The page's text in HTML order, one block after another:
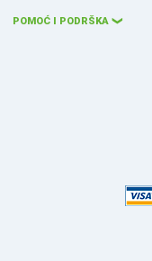
POMOĆ I PODRŠKA ❮